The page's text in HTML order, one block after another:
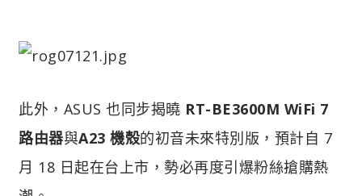
此外，ASUS 也同步揭曉 RT-BE3600M WiFi 7
路由器與A23 機殼的初音未來特別版，預計自 7
月 18 日起在台上市，勢必再度引爆粉絲搶購熱